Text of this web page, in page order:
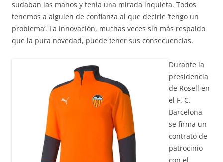
sudaban las manos y tenía una mirada inquieta. Todos
tenemos a alguien de confianza al que decirle ‘tengo un
problema’. La innovación, muchas veces sin más respaldo
que la pura novedad, puede tener sus consecuencias.
Durante la
presidencia
de Rosell en
el F. C.
Barcelona
se firma un
contrato de
patrocinio
con el